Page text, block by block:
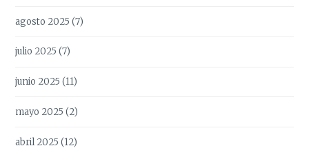
agosto 2025 (7)
julio 2025 (7)
junio 2025 (11)
mayo 2025 (2)
abril 2025 (12)